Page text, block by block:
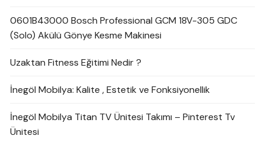
0601B43000 Bosch Professional GCM 18V-305 GDC
(Solo) Akülü Gönye Kesme Makinesi
Uzaktan Fitness Eğitimi Nedir ?
İnegöl Mobilya: Kalite , Estetik ve Fonksiyonellik
İnegöl Mobilya Titan TV Ünitesi Takımı – Pinterest Tv
Ünitesi